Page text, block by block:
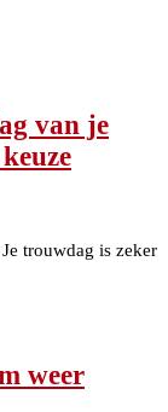
van je
trouwdag is zeker
weer